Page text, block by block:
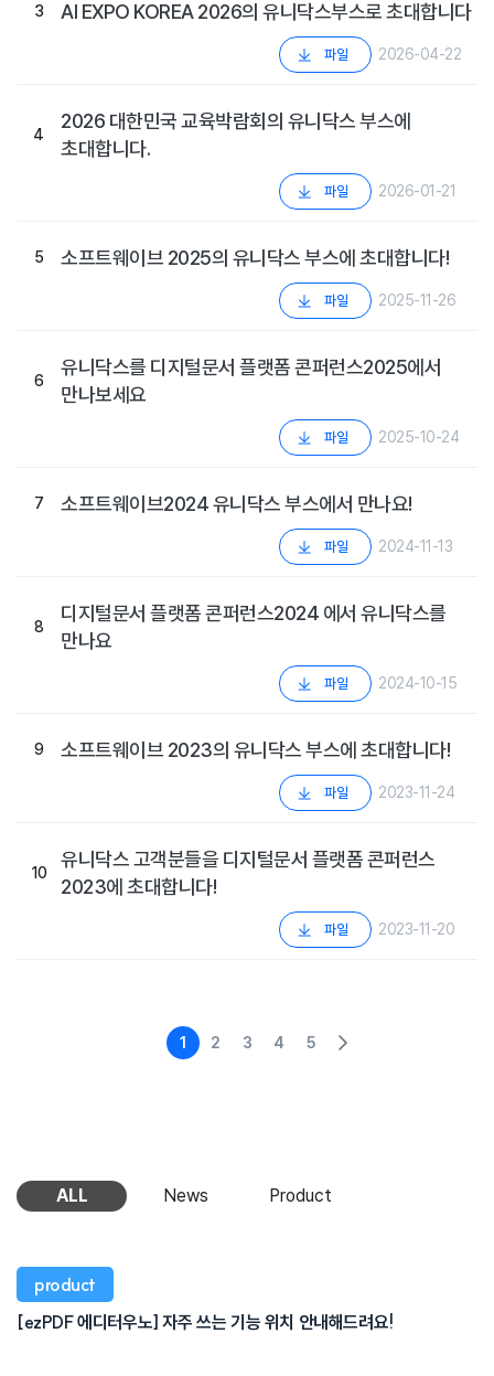
3 AI EXPO KOREA 2026의 유니닥스부스로 초대합니다
파일 2026-04-22
4
2026 대한민국 교육박람회의 유니닥스 부스에
초대합니다.
파일 2026-01-21
5 소프트웨이브 2025의 유니닥스 부스에 초대합니다!
파일 2025-11-26
6
유니닥스를 디지털문서 플랫폼 콘퍼런스2025에서
만나보세요
파일 2025-10-24
7 소프트웨이브2024 유니닥스 부스에서 만나요!
파일 2024-11-13
8
디지털문서 플랫폼 콘퍼런스2024 에서 유니닥스를
만나요
파일 2024-10-15
9 소프트웨이브 2023의 유니닥스 부스에 초대합니다!
파일 2023-11-24
10
유니닥스 고객분들을 디지털문서 플랫폼 콘퍼런스
2023에 초대합니다!
파일 2023-11-20
1 2 3 4 5
ALL News Product
product
[ezPDF 에디터우노] 자주 쓰는 기능 위치 안내해드려요!